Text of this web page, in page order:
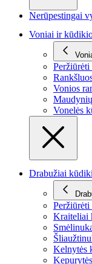
Nerūpestingai
Voniai ir
Peržiūrėti
Vonios
Vonelės
Drabužiai
Peržiūrėti
Kraiteliai
Kelnytės